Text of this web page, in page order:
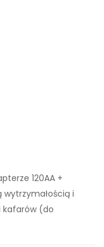
120AA +
wytrzymałością i
kafarów (do